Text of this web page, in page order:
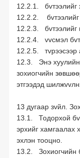
12.2.1. бvтээлийг
12.2.2. бvтээлийг
12.2.3. бvтээлийг
12.2.4. vvсмэл
12.2.5. тvрээсээр
12.3. Энэ хуулийн
зохиогчийн
этгээдэд
13 дугаар зvйл.
13.1. Тодорхой
эрхийг хамгаалах
эхлэн тооцно.
13.2. Зохиогчийн